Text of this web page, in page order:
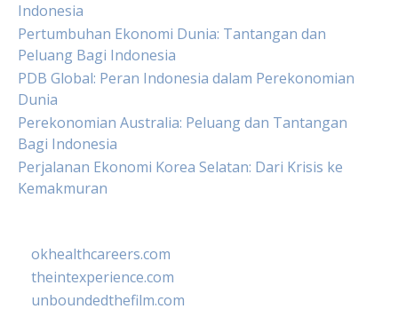
Indonesia
Pertumbuhan Ekonomi Dunia: Tantangan dan
Peluang Bagi Indonesia
PDB Global: Peran Indonesia dalam Perekonomian
Dunia
Perekonomian Australia: Peluang dan Tantangan
Bagi Indonesia
Perjalanan Ekonomi Korea Selatan: Dari Krisis ke
Kemakmuran
okhealthcareers.com
theintexperience.com
unboundedthefilm.com